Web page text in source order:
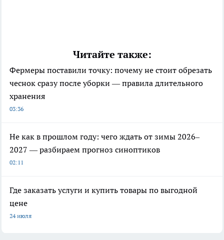
Читайте также:
Фермеры поставили точку: почему не стоит обрезать
чеснок сразу после уборки — правила длительного
хранения
03:36
Не как в прошлом году: чего ждать от зимы 2026–
2027 — разбираем прогноз синоптиков
02:11
Где заказать услуги и купить товары по выгодной
цене
24 июля